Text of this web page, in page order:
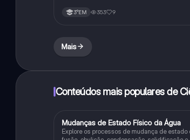
3°EM 353 9
Mais
Conteúdos mais populares de
MCiência
Mudanças de Estado Físico da Água
Explore os processos de mudança de estado